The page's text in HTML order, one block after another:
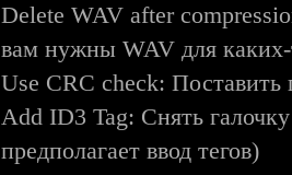
Delete WAV after
вам нужны WAV для
Use CRC check: Поставить
Add ID3 Tag: Снять
предполагает ввод тегов)